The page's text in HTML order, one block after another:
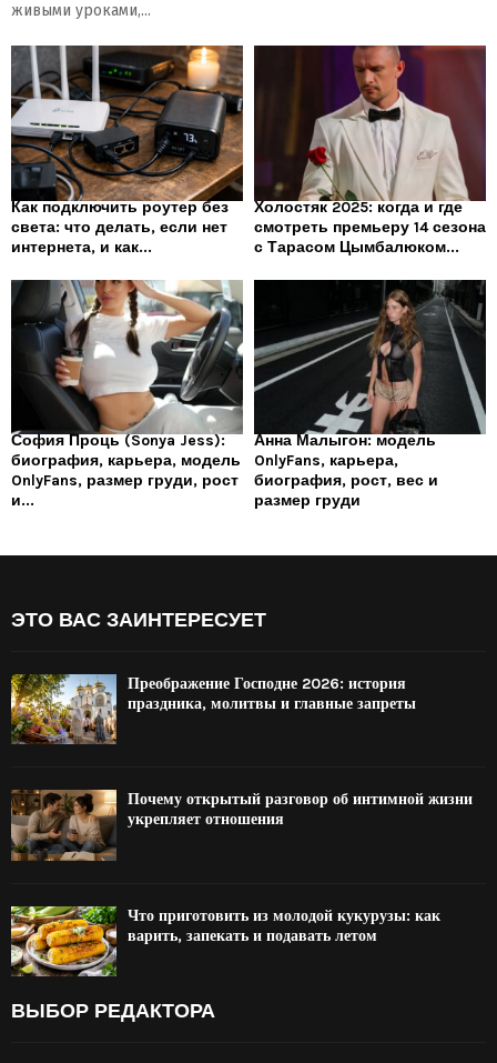
живыми уроками,...
Как подключить роутер без
света: что делать, если нет
интернета, и как...
Холостяк 2025: когда и где
смотреть премьеру 14 сезона
с Тарасом Цымбалюком...
София Проць (Sonya Jess):
биография, карьера, модель
OnlyFans, размер груди, рост
и...
Анна Малыгон: модель
OnlyFans, карьера,
биография, рост, вес и
размер груди
ЭТО ВАС ЗАИНТЕРЕСУЕТ
Преображение Господне 2026: история
праздника, молитвы и главные запреты
Почему открытый разговор об интимной жизни
укрепляет отношения
Что приготовить из молодой кукурузы: как
варить, запекать и подавать летом
ВЫБОР РЕДАКТОРА